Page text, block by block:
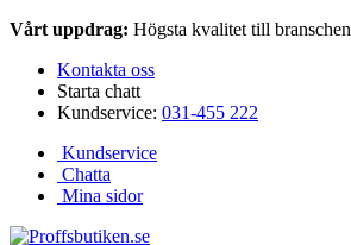
Vårt uppdrag: Högsta kvalitet till
Kontakta oss
Starta chatt
Kundservice: 031-455 222
Kundservice
Chatta
Mina sidor